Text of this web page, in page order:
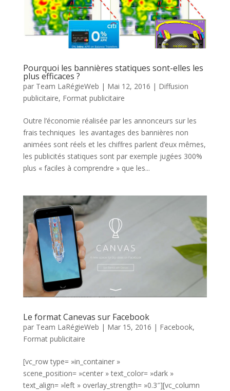
Pourquoi les bannières statiques sont-elles les
plus efficaces ?
par Team LaRégieWeb | Mai 12, 2016 | Diffusion
publicitaire, Format publicitaire
Outre l’économie réalisée par les annonceurs sur les
frais techniques les avantages des bannières non
animées sont réels et les chiffres parlent d’eux mêmes,
les publicités statiques sont par exemple jugées 300%
plus « faciles à comprendre » que les...
Le format Canevas sur Facebook
par Team LaRégieWeb | Mar 15, 2016 | Facebook,
Format publicitaire
[vc_row type= »in_container »
scene_position= »center » text_color= »dark »
text_align= »left » overlay_strength= »0.3″][vc_column